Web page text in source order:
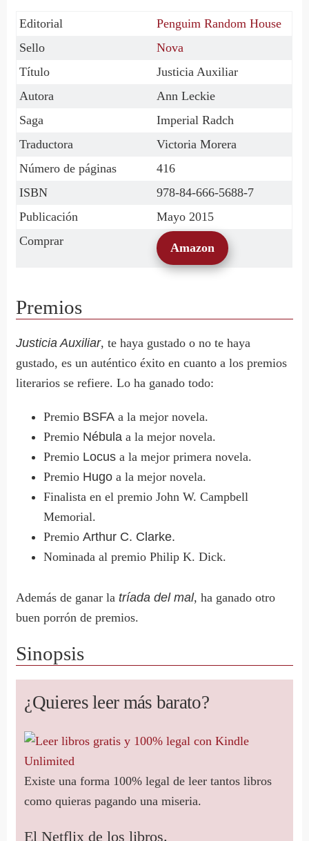
Editorial
Penguim Random House
Sello
Nova
Título
Justicia Auxiliar
Autora
Ann Leckie
Saga
Imperial Radch
Traductora
Victoria Morera
Número de páginas
416
ISBN
978-84-666-5688-7
Publicación
Mayo 2015
Comprar
Amazon
Premios
Justicia Auxiliar, te haya gustado o no te haya
gustado, es un auténtico éxito en cuanto a los premios
literarios se refiere. Lo ha ganado todo:
Premio BSFA a la mejor novela.
Premio Nébula a la mejor novela.
Premio Locus a la mejor primera novela.
Premio Hugo a la mejor novela.
Finalista en el premio John W. Campbell
Memorial.
PremioArthur C. Clarke.
Nominada al premio Philip K. Dick.
Además de ganar latríada del mal, ha ganado otro
buen porrón de premios.
Sinopsis
¿Quieres leer más barato?
Existe una forma 100% legal de leer tantos libros
como quieras pagando una miseria.
El Netflix de los libros.